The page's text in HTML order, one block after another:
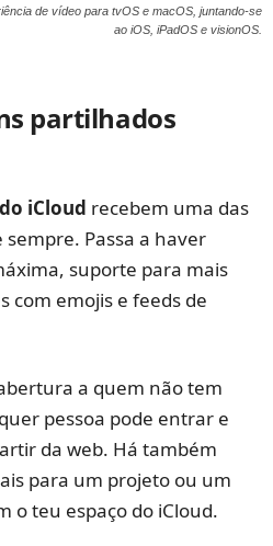
de vídeo para tvOS e macOS, juntando-se
ao iOS, iPadOS e visionOS.
partilhados
iCloud recebem uma das
Passa a haver
suporte para mais
com emojis e feeds de
a quem não tem
pessoa pode entrar e
da web. Há também
para um projeto ou um
o teu espaço do iCloud.